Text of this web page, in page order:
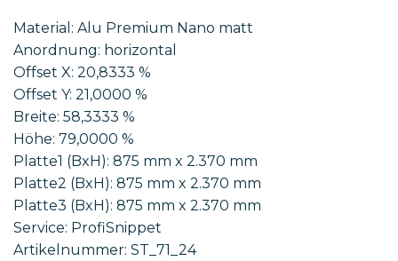
Material: Alu Premium Nano matt
Anordnung: horizontal
Offset X: 20,8333 %
Offset Y: 21,0000 %
Breite: 58,3333 %
Höhe: 79,0000 %
Platte1 (BxH): 875 mm x 2.370 mm
Platte2 (BxH): 875 mm x 2.370 mm
Platte3 (BxH): 875 mm x 2.370 mm
Service: ProfiSnippet
Artikelnummer: ST_71_24